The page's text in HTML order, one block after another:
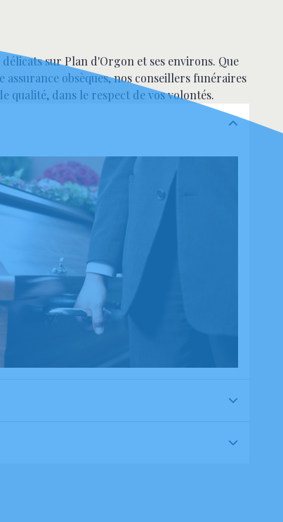
sur Plan d'Orgon et ses environs. Que
obsèques, nos conseillers funéraires
qualité, dans le respect de vos volontés.